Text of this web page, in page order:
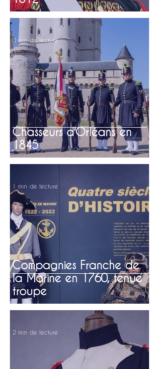
Chasseurs d'Orléans en
1845
0 min de lecture
Compagnies Franche de
la Marine en 1760, tenue
troupe
1 min de lecture
2 min de lecture